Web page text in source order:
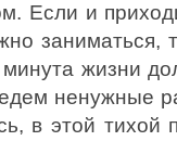
Если и
заниматься,
жизни
ненужные
в этой тихой